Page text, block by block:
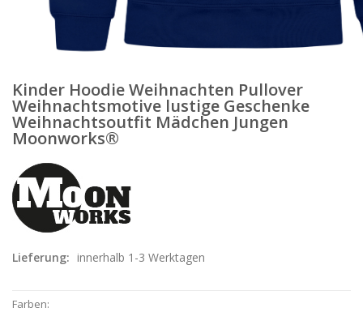
Kinder Hoodie Weihnachten Pullover
Weihnachtsmotive lustige Geschenke
Weihnachtsoutfit Mädchen Jungen
Moonworks®
Lieferung: innerhalb 1-3 Werktagen
Farben: